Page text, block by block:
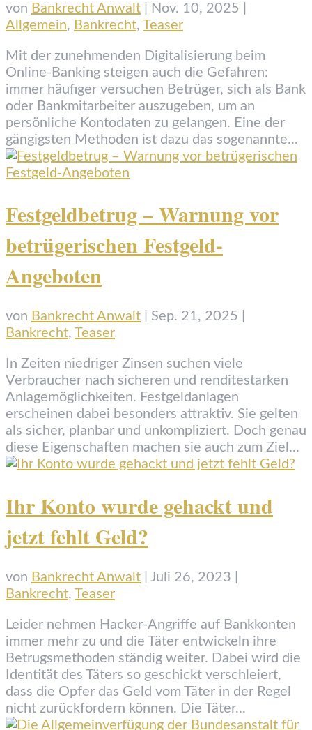
von Bankrecht Anwalt Nov. 10, 2025
Allgemein, Bankrecht, Teaser
Mit der zunehmenden Digitalisierung beim
Online-Banking steigen auch die Gefahren:
immer häufiger versuchen Betrüger, sich als Bank
oder Bankmitarbeiter auszugeben, um an
persönliche Kontodaten zu gelangen. Eine der
gängigsten Methoden ist dazu das sogenannte...
Festgeldbetrug – Warnung vor
betrügerischen Festgeld-
Angeboten
von Bankrecht Anwalt Sep. 21, 2025
Bankrecht, Teaser
In Zeiten niedriger Zinsen suchen viele
Verbraucher nach sicheren und renditestarken
Anlagemöglichkeiten. Festgeldanlagen
erscheinen dabei besonders attraktiv. Sie gelten
als sicher, planbar und unkompliziert. Doch genau
diese Eigenschaften machen sie auch zum Ziel...
Ihr Konto wurde gehackt und
jetzt fehlt Geld?
von Bankrecht Anwalt Juli 26, 2023
Bankrecht, Teaser
Leider nehmen Hacker-Angriffe auf Bankkonten
immer mehr zu und die Täter entwickeln ihre
Betrugsmethoden ständig weiter. Dabei wird die
Identität des Täters so geschickt verschleiert,
dass die Opfer das Geld vom Täter in der Regel
nicht zurückfordern können. Die Täter...